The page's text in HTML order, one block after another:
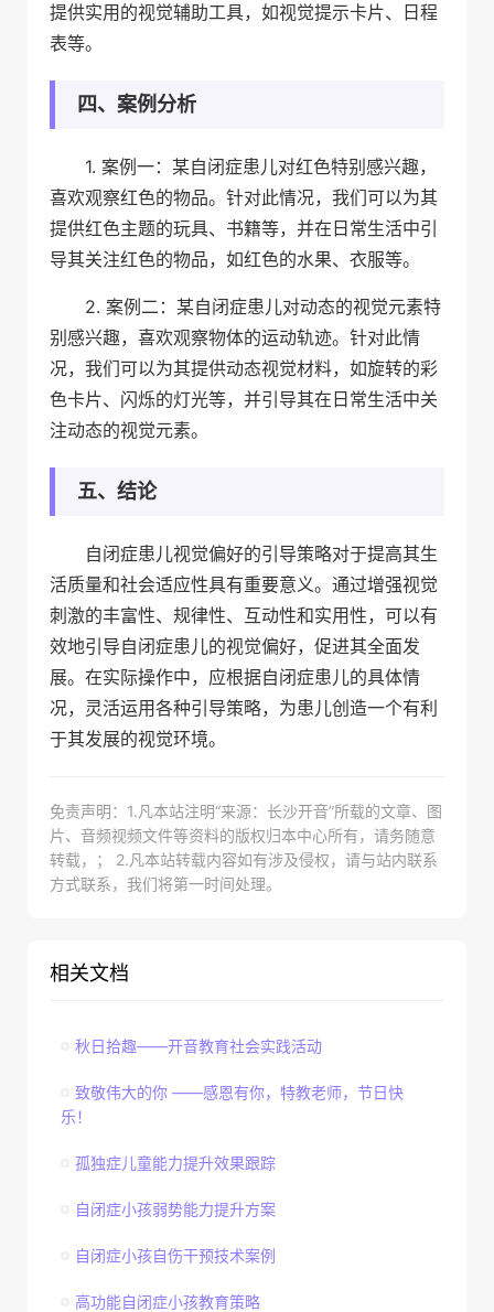
提供实用的视觉辅助工具，如视觉提示卡片、日程
表等。
四、案例分析
1. 案例一：某自闭症患儿对红色特别感兴趣，
喜欢观察红色的物品。针对此情况，我们可以为其
提供红色主题的玩具、书籍等，并在日常生活中引
导其关注红色的物品，如红色的水果、衣服等。
2. 案例二：某自闭症患儿对动态的视觉元素特
别感兴趣，喜欢观察物体的运动轨迹。针对此情
况，我们可以为其提供动态视觉材料，如旋转的彩
色卡片、闪烁的灯光等，并引导其在日常生活中关
注动态的视觉元素。
五、结论
自闭症患儿视觉偏好的引导策略对于提高其生
活质量和社会适应性具有重要意义。通过增强视觉
刺激的丰富性、规律性、互动性和实用性，可以有
效地引导自闭症患儿的视觉偏好，促进其全面发
展。在实际操作中，应根据自闭症患儿的具体情
况，灵活运用各种引导策略，为患儿创造一个有利
于其发展的视觉环境。
免责声明：1.凡本站注明“来源：长沙开音”所载的文章、图
片、音频视频文件等资料的版权归本中心所有，请务随意
转载，； 2.凡本站转载内容如有涉及侵权，请与站内联系
方式联系，我们将第一时间处理。
相关文档
秋日拾趣——开音教育社会实践活动
致敬伟大的你 ——感恩有你，特教老师，节日快
乐！
孤独症儿童能力提升效果跟踪
自闭症小孩弱势能力提升方案
自闭症小孩自伤干预技术案例
高功能自闭症小孩教育策略